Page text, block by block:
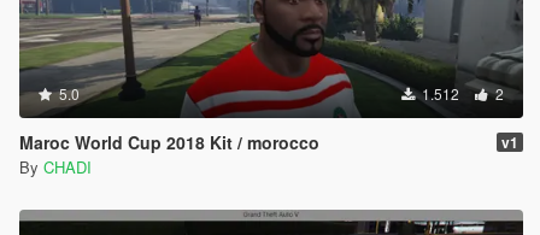
5.0 1.512 2
Maroc World Cup 2018 Kit / morocco v1
By CHADI